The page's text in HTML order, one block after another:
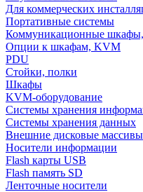
Для коммерческих
Портативные системы
Коммуникационные
Опции к шкафам, KVM
PDU
Стойки, полки
Шкафы
KVM-оборудование
Системы хранения
Системы хранения данных
Внешние дисковые массивы
Носители информации
Flash карты USB
Flash память SD
Ленточные носители